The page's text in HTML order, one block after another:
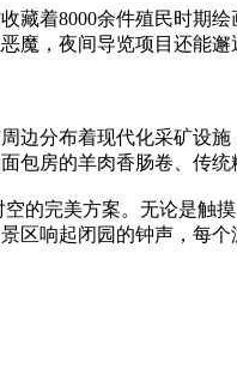
着8000余件殖民时期
魔，夜间导览项目还能邂
边分布着现代化采矿设
房的羊肉香肠卷、传
的完美方案。无论是
区响起闭园的钟声，